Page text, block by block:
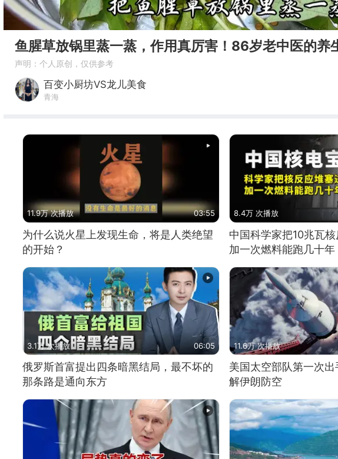
00:00
鱼腥草放锅里蒸一蒸，作用真厉害！86岁老中医的养
声明：个人原创，仅供参考
百变小厨坊VS龙儿美食
青海
11.9万 次播放 03:55
为什么说火星上发现生命，将是人类绝望
的开始？
8.4万 次播放
中国科学家把10兆瓦核
加一次燃料能跑几十年
3.1万 次播放 06:05
俄罗斯首富提出四条暗黑结局，最不坏的
那条路是通向东方
11.6万 次播放
美国太空部队第一次
解伊朗防空